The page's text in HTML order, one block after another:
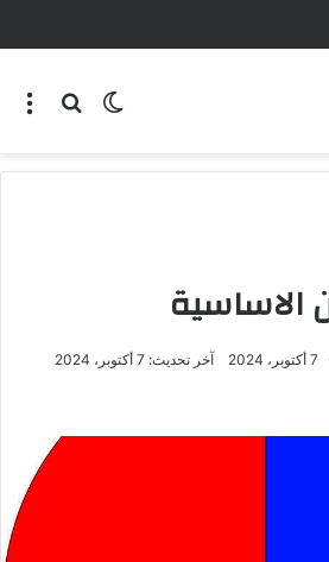
الاساسية
7 أكتوبر، 2024 آخر تحديث: 7 أكتوبر، 2024